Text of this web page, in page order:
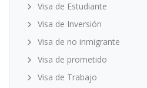
Visa de Estudiante
Visa de Inversión
Visa de no inmigrante
Visa de prometido
Visa de Trabajo